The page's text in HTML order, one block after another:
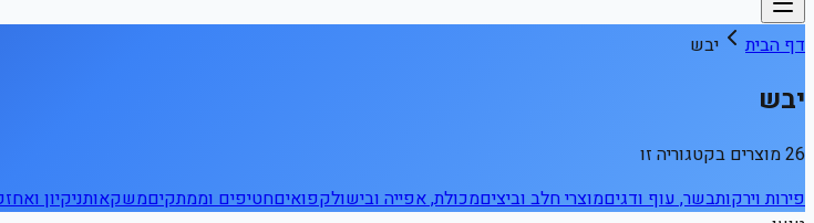
דף הבית יבש
יבש
26 מוצרים בקטגוריה זו
פירות וירקותבשר, עוף ודגיםמוצרי חלב וביציםמכולת, אפייה ובישולקפואיםחטיפים וממתקיםמשקאותניקיון